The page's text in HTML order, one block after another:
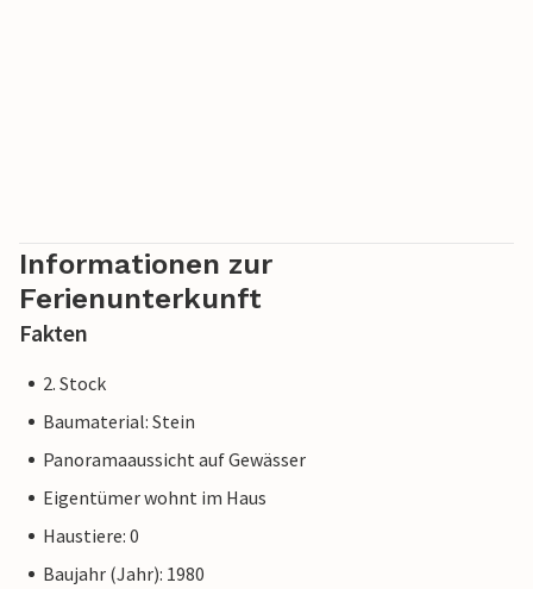
Informationen zur
Ferienunterkunft
Fakten
2. Stock
Baumaterial: Stein
Panoramaaussicht auf Gewässer
Eigentümer wohnt im Haus
Haustiere: 0
Baujahr (Jahr): 1980